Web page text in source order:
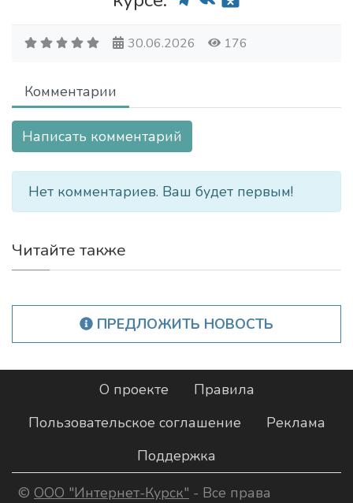
30.06.2026 176
Комментарии
Написать комментарий
Нет комментариев. Ваш будет первым!
Читайте также
ПРЕДЛОЖИТЬ НОВОСТЬ
О проекте
Правила
Пользовательское соглашение
Реклама
Поддержка
© ООО "Интернет-Курск" - Все права